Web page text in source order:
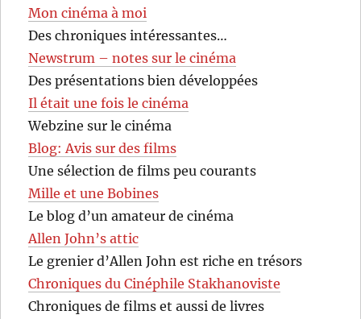
Mon cinéma à moi
Des chroniques intéressantes…
Newstrum – notes sur le cinéma
Des présentations bien développées
Il était une fois le cinéma
Webzine sur le cinéma
Blog: Avis sur des films
Une sélection de films peu courants
Mille et une Bobines
Le blog d’un amateur de cinéma
Allen John’s attic
Le grenier d’Allen John est riche en trésors
Chroniques du Cinéphile Stakhanoviste
Chroniques de films et aussi de livres